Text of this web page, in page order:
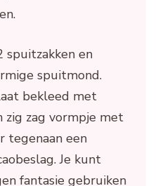
spuitzakken en
spuitmond.
bekleed met
zig zag vormpje met
tegenaan een
Je kunt
fantasie gebruiken